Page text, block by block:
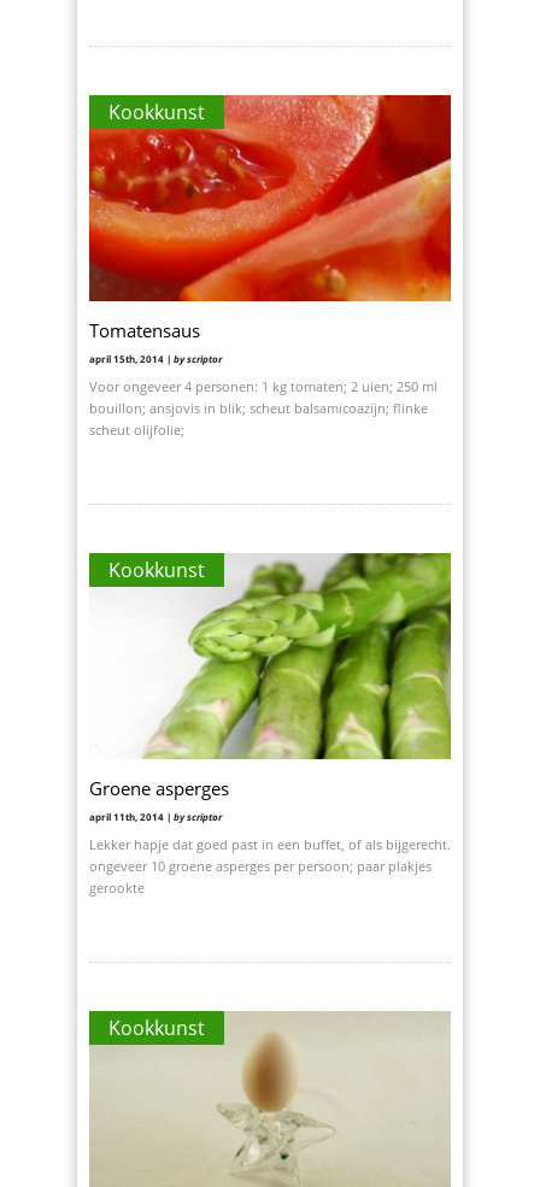
Kookkunst
Tomatensaus
april 15th, 2014 | by scriptor
Voor ongeveer 4 personen: 1 kg tomaten; 2 uien; 250 ml
bouillon; ansjovis in blik; scheut balsamicoazijn; flinke
scheut olijfolie;
Kookkunst
Groene asperges
april 11th, 2014 | by scriptor
Lekker hapje dat goed past in een buffet, of als bijgerecht.
ongeveer 10 groene asperges per persoon; paar plakjes
gerookte
Kookkunst